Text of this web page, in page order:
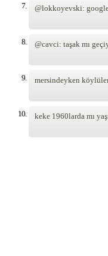
7. @lokkoyevski:
8. @cavci: taşak mı
9. mersindeyken
10. keke 1960larda mı